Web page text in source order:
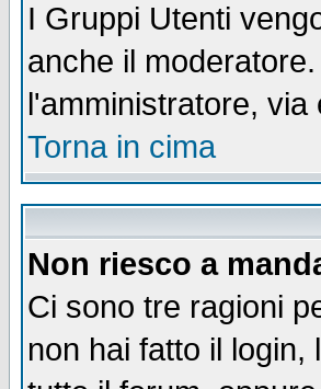
I Gruppi Utenti
anche il
l'amministratore,
Torna in cima
Non riesco a
Ci sono tre ragioni
non hai fatto il